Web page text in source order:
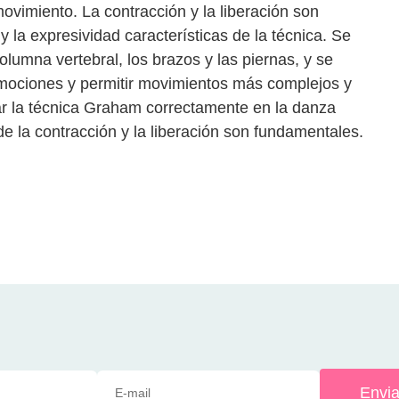
La contracción y la liberación son
la expresividad características de la técnica. Se
vertebral, los brazos y las piernas, y se
y permitir movimientos más complejos y
la técnica Graham correctamente en la danza
la contracción y la liberación son fundamentales.